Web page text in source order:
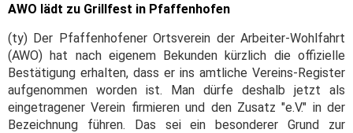
AWO lädt zu Grillfest in Pfaffenhofen
(ty) Der Pfaffenhofener Ortsverein der Arbeiter-Wohlfahrt
(AWO) hat nach eigenem Bekunden kürzlich die offizielle
Bestätigung erhalten, dass er ins amtliche Vereins-Register
aufgenommen worden ist. Man dürfe deshalb jetzt als
eingetragener Verein firmieren und den Zusatz "e.V." in der
Bezeichnung führen. Das sei ein besonderer Grund zur